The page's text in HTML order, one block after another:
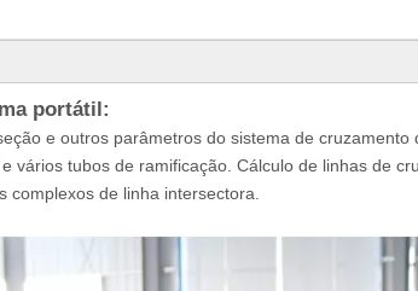
portátil:
e outros parâmetros do sistema de cruzamento
vários tubos de ramificação. Cálculo de linhas de
de linha intersectora.